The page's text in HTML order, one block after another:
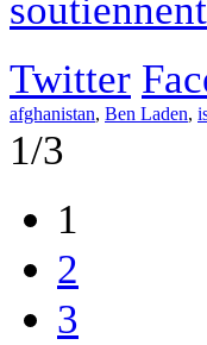
Twitter
afghanistan, Ben Laden,
1/3
1
2
3